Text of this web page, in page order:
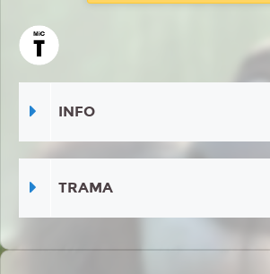
INFO
TRAMA